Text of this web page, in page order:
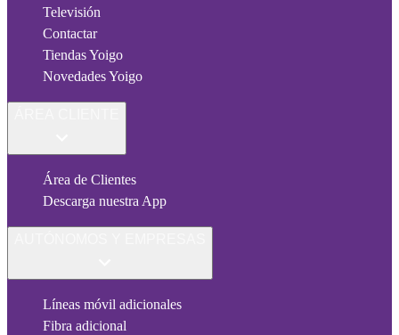
Televisión
Contactar
Tiendas Yoigo
Novedades Yoigo
Área de Clientes
Descarga nuestra App
Líneas móvil adicionales
Fibra adicional